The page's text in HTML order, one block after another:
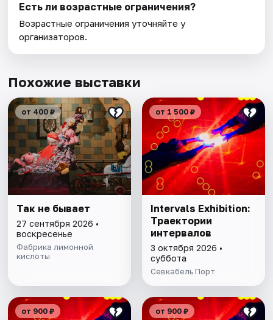
Есть ли возрастные ограничения?
Возрастные ограничения уточняйте у
организаторов.
Похожие выставки
от 400 ₽
Так не бывает
27 сентября 2026 •
воскресенье
Фабрика лимонной
кислоты
от 1 500 ₽
Intervals Exhibition:
Траектории
интервалов
3 октября 2026 •
суббота
Севкабель Порт
от 900 ₽ от 900 ₽